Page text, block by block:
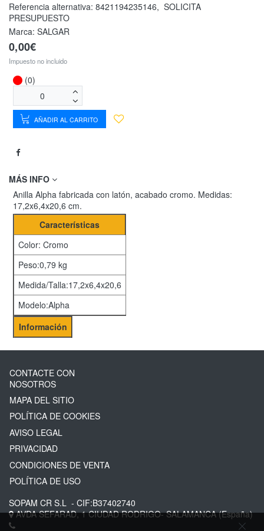
Referencia alternativa: 8421194235146, SOLICITA
PRESUPUESTO
Marca: SALGAR
0,00€
Impuesto no incluido
(0)
AÑADIR AL CARRITO
MÁS INFO
Anilla Alpha fabricada con latón, acabado cromo. Medidas:
17,2x6,4x20,6 cm.
Características
Color: Cromo
Peso:0,79 kg
Medida/Talla:17,2x6,4x20,6
Modelo:Alpha
Información
CONTACTE CON
NOSOTROS
MAPA DEL SITIO
POLÍTICA DE COOKIES
AVISO LEGAL
PRIVACIDAD
CONDICIONES DE VENTA
POLÍTICA DE USO
SOPAM CR S.L - CIF:B37402740
AVDA SEFARAD, 1CIUDAD RODRIGO-SALAMANCA(España)